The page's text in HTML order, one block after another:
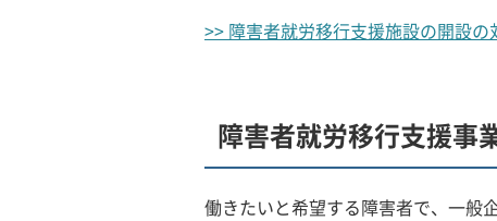
>> 障害者就労移行支援施設の開設の
障害者就労移行支援事
働きたいと希望する障害者で、一般